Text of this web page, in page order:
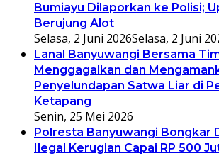
Bumiayu Dilaporkan ke Polisi;
Berujung Alot
Selasa, 2 Juni 2026Selasa, 2 Juni
Lanal Banyuwangi Bersama
Menggagalkan dan
Penyelundapan Satwa Liar di
Ketapang
Senin, 25 Mei 2026
Polresta Banyuwangi Bongkar
Ilegal Kerugian Capai RP 500